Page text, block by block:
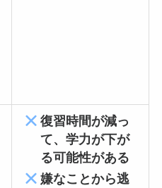
復習時間が減っ
て、学力が下が
る可能性がある
嫌なことから逃